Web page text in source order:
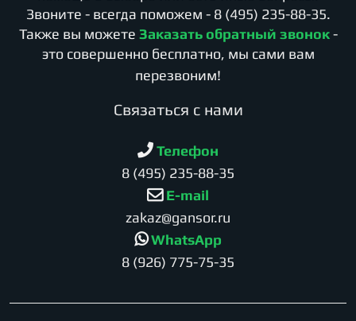
Звоните - всегда поможем - 8 (495) 235-88-35.
Также вы можете Заказать обратный звонок -
это совершенно бесплатно, мы сами вам
перезвоним!
Cвязаться с нами
Телефон
8 (495) 235-88-35
E-mail
zakaz@gansor.ru
WhatsApp
8 (926) 775-75-35